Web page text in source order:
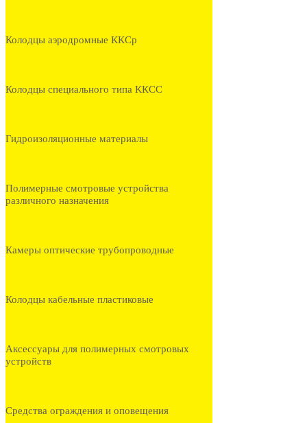
Колодцы аэродромные ККСр
Колодцы специального типа ККСС
Гидроизоляционные материалы
Полимерные смотровые устройства
различного назначения
Камеры оптические трубопроводные
Колодцы кабельные пластиковые
Аксессуары для полимерных смотровых
устройств
Средства ограждения и оповещения